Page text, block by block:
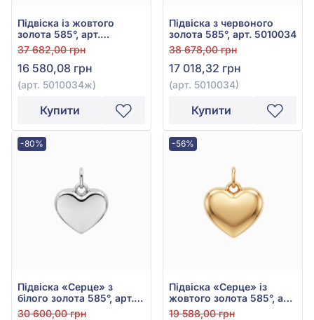
Підвіска із жовтого
золота 585°, арт.
5010034ж
37 682,00 грн
16 580,08 грн
(арт. 5010034ж)
Купити
Підвіска з червоного
золота 585°, арт. 5010034
38 678,00 грн
17 018,32 грн
(арт. 5010034)
Купити
-80%
Підвіска «Серце» з
білого золота 585°, арт.
5010027б
30 600,00 грн
-56%
Підвіска «Серце» із
жовтого золота 585°, арт.
5010027ж
19 588,00 грн